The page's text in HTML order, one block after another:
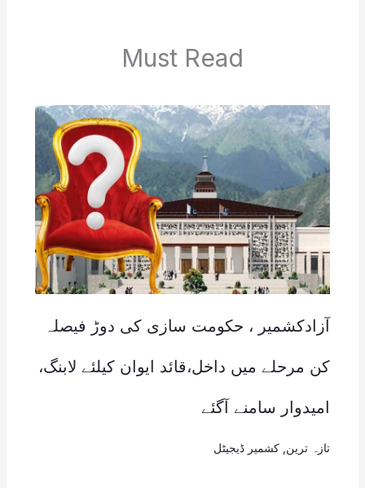
Must Read
آزادکشمیر ، حکومت سازی کی دوڑ فیصلہ
کن مرحلے میں داخل،قائد ایوان کیلئے لابنگ،
امیدوار سامنے آگئے
تازہ ترین کشمیر ڈیجیٹل